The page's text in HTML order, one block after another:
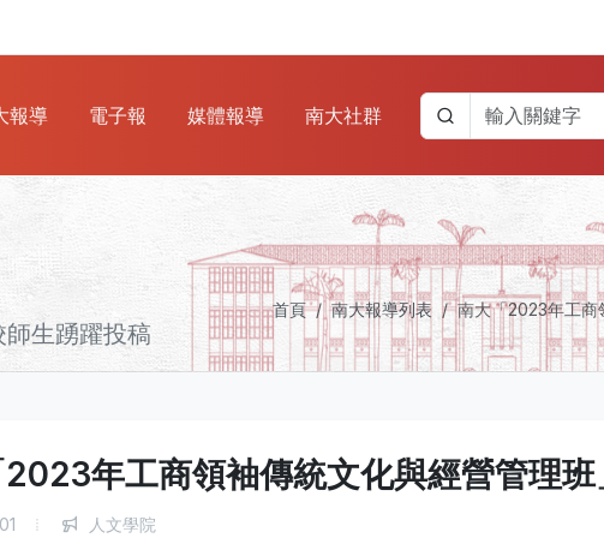
報導 電子報 媒體報導 南大社群
生踴躍投稿
首頁 南大報導列表 南大「2023年工商
年工商領袖傳統文化與經營管理
人文學院